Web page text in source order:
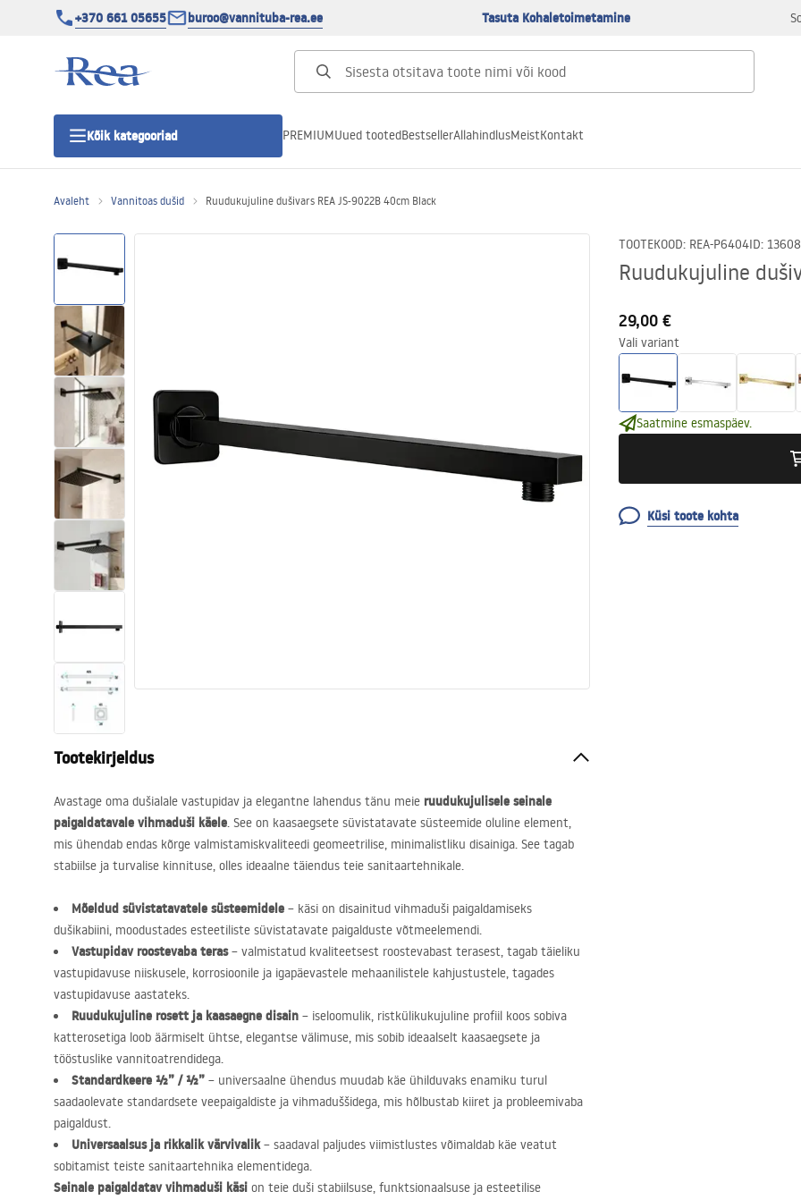
+370 661 05655 buroo@vannituba-rea.ee Tasuta Kohaletoimetamine
Kõik kategooriad
Duši uks
Vannitoa dušialused
Lineaarne duši äravool
Tualettruumid
Vajub ära
Vannid ja ekraanid
Vannitoa segistid
Vannitoas dušid
Köök
PREMIUMUued tootedBestsellerAllahindlusMeistKontakt
Avaleht Vannitoas dušid Ruudukujuline dušivars REA JS-9022B 40cm Black
TOOTEKOOD: REA-P6404ID: 13608
Ruudukujuline
29,00 €
Vali variant
Saatmine esmaspäev.
Küsi toote kohta
Tootekirjeldus
Avastage oma dušialale vastupidav ja elegantne lahendus tänu meie ruudukujulisele seinale
paigaldatavale vihmaduši käele. See on kaasaegsete süvistatavate süsteemide oluline element,
mis ühendab endas kõrge valmistamiskvaliteedi geomeetrilise, minimalistliku disainiga. See tagab
stabiilse ja turvalise kinnituse, olles ideaalne täiendus teie sanitaartehnikale.
Mõeldud süvistatavatele süsteemidele – käsi on disainitud vihmaduši paigaldamiseks
dušikabiini, moodustades esteetiliste süvistatavate paigalduste võtmeelemendi.
Vastupidav roostevaba teras– valmistatud kvaliteetsest roostevabast terasest, tagab täieliku
vastupidavuse niiskusele, korrosioonile ja igapäevastele mehaanilistele kahjustustele, tagades
vastupidavuse aastateks.
Ruudukujuline rosett ja kaasaegne disain – iseloomulik, ristkülikukujuline profiil koos sobiva
katterosetiga loob äärmiselt ühtse, elegantse välimuse, mis sobib ideaalselt kaasaegsete ja
tööstuslike vannitoatrendidega.
Standardkeere ½” / ½” – universaalne ühendus muudab käe ühilduvaks enamiku turul
saadaolevate standardsete veepaigaldiste ja vihmaduššidega, mis hõlbustab kiiret ja probleemivaba
paigaldust.
Universaalsus ja rikkalik värvivalik– saadaval paljudes viimistlustes võimaldab käe veatut
sobitamist teiste sanitaartehnika elementidega.
Seinale paigaldatav vihmaduši käsi on teie duši stabiilsuse, funktsionaalsuse ja esteetilise